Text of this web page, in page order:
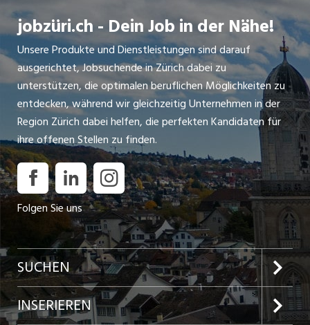
jobzüri.ch - Dein Job in der Nähe!
Unsere Produkte und Dienstleistungen sind darauf
ausgerichtet, Jobsuchende in Zürich dabei zu
unterstützen, die optimalen beruflichen Möglichkeiten zu
entdecken, während wir gleichzeitig Unternehmen in der
Region Zürich dabei helfen, die perfekten Kandidaten für
ihre offenen Stellen zu finden.
Folgen Sie uns
SUCHEN
Jobs im Kanton Zürich
INSERIEREN